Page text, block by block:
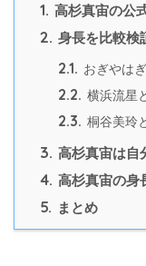
1. 高杉真宙の公
2. 身長を比較検
2.1. おぎやは
2.2. 横浜流星
2.3. 桐谷美玲
3. 高杉真宙は自
4. 高杉真宙の身
5. まとめ